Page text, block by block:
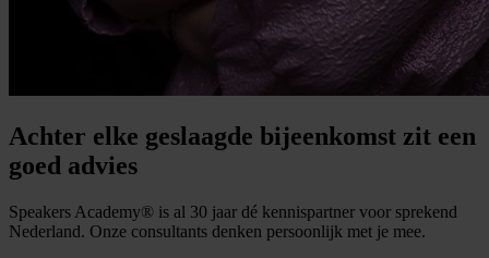
Achter elke geslaagde bijeenkomst zit een
goed advies
Speakers Academy® is al 30 jaar dé kennispartner voor sprekend
Nederland. Onze consultants denken persoonlijk met je mee.